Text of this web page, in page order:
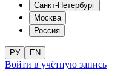
Санкт-Петербург
Москва
Россия
РУ EN
Войти в учётную запись